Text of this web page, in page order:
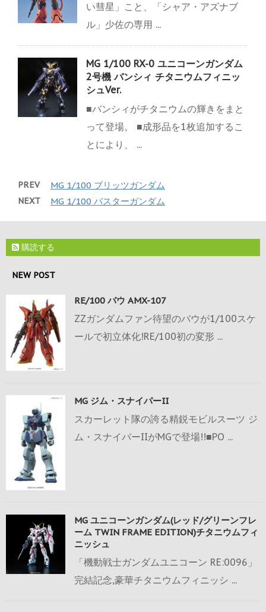
い彗星」こと、「シャア・アズナブ
ル」少佐の専用 ...
MG 1/100 RX-0 ユニコーンガンダム
2号機 バンシィ チタニウムフィニッ
シュVer.
■バンシィがチタニウムの輝きをまと
って登場。 ■成形品を1枚追加するこ
とにより、 ...
PREV MG 1/100 ブリッツガンダム
NEXT MG 1/100 バスターガンダム
購読する
NEW POST
RE/100 バウ AMX-107
ZZガンダムファン待望のバウが1/100スケ
ールで初立体化!RE/100初の変形 ...
MG ジム・スナイパーII
スカーレット隊の誇る精鋭モビルスーツ ジ
ム・スナイパーIIがMGで登場!!■PO ...
MG ユニコーンガンダム(レッド/グリーンフレ
ーム TWIN FRAME EDITION)チタニウムフィ
ニッシュ
「機動戦士ガンダムユニコーン RE:0096」
完結記念,豪華チタニウムフィニッシ ...